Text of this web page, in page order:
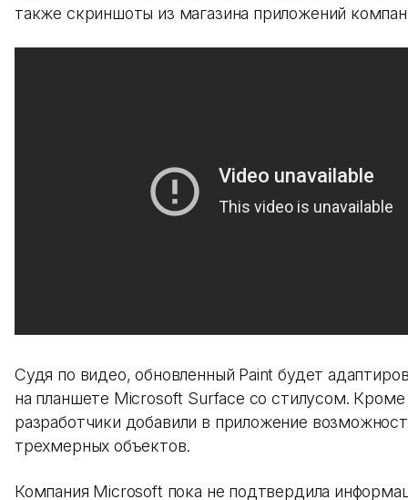
также скриншоты из магазина приложений
Судя по видео, обновленный Paint будет
на планшете Microsoft Surface со стилусом. Кроме
разработчики добавили в приложение
трехмерных объектов.
Компания Microsoft пока не подтвердила